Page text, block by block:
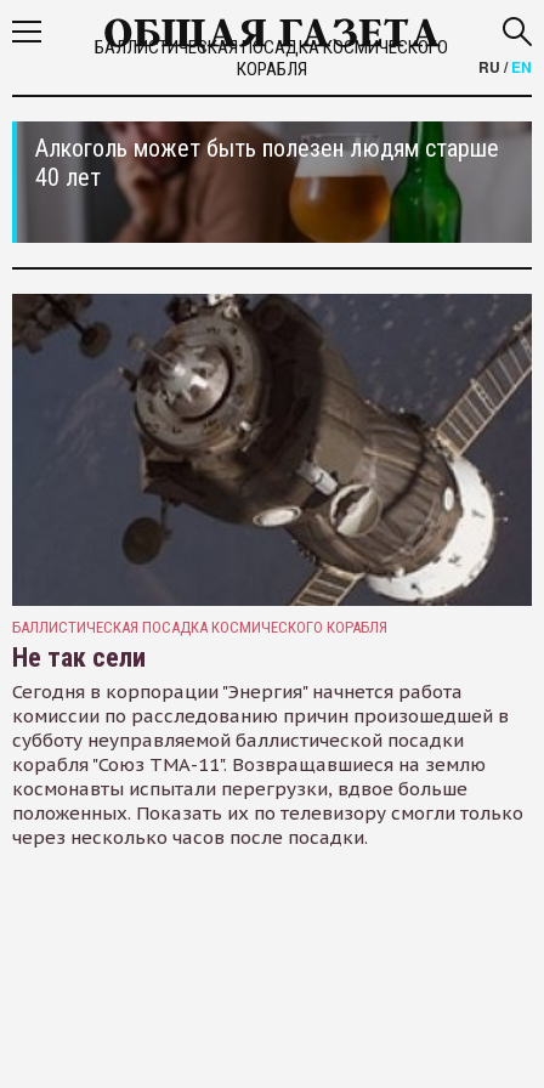
БАЛЛИСТИЧЕСКАЯ ПОСАДКА КОСМИЧЕСКОГО
КОРАБЛЯ
RU /EN
Алкоголь может быть полезен людям старше
40 лет
БАЛЛИСТИЧЕСКАЯ ПОСАДКА КОСМИЧЕСКОГО КОРАБЛЯ
Не так сели
Сегодня в корпорации "Энергия" начнется работа
комиссии по расследованию причин произошедшей в
субботу неуправляемой баллистической посадки
корабля "Союз ТМА-11". Возвращавшиеся на землю
космонавты испытали перегрузки, вдвое больше
положенных. Показать их по телевизору смогли только
через несколько часов после посадки.